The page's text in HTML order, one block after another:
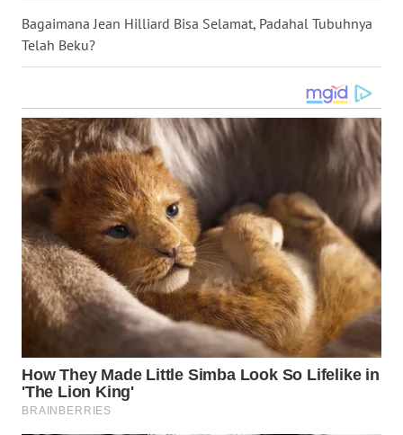
Bagaimana Jean Hilliard Bisa Selamat, Padahal Tubuhnya
Telah Beku?
WN
SUMBAR
WN
SUMSEL
WN
BENGKULU
WN
WN
JATENG